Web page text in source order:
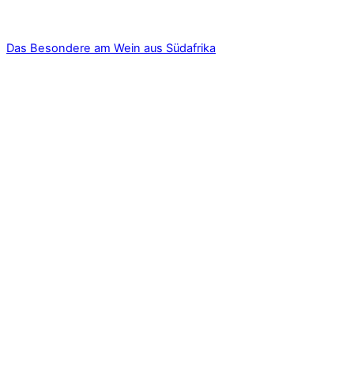
Das Besondere am Wein aus Südafrika